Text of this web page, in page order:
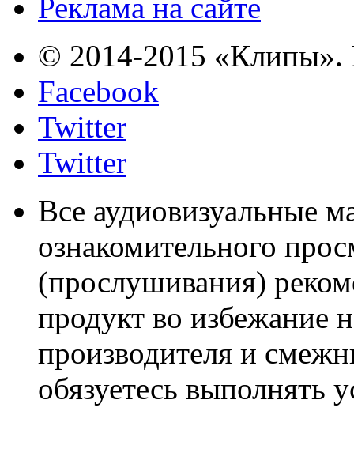
Реклама на сайте
© 2014-2015 «Клипы».
Facebook
Twitter
Twitter
Все аудиовизуальные
ознакомительного
(прослушивания)
продукт во избежание
производителя и
обязуетесь выполнять